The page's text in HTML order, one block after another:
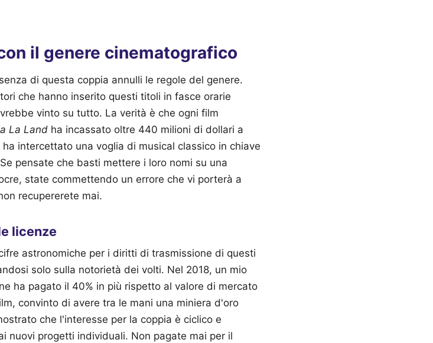
il genere cinematografico
di questa coppia annulli le regole del genere.
che hanno inserito questi titoli in fasce orarie
vinto su tutto. La verità è che ogni film
La Land ha incassato oltre 440 milioni di dollari a
intercettato una voglia di musical classico in chiave
pensate che basti mettere i loro nomi su una
state commettendo un errore che vi porterà a
recupererete mai.
licenze
astronomiche per i diritti di trasmissione di questi
solo sulla notorietà dei volti. Nel 2018, un mio
ha pagato il 40% in più rispetto al valore di mercato
convinto di avere tra le mani una miniera d'oro
che l'interesse per la coppia è ciclico e
nuovi progetti individuali. Non pagate mai per il